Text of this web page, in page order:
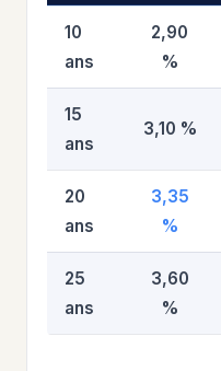
10
ans
2,90
%
15
ans
3,10 %
20
ans
3,35
%
25
ans
3,60
%